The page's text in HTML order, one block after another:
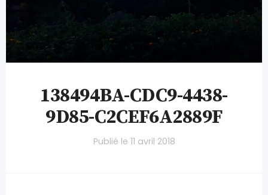
138494BA-CDC9-4438-
9D85-C2CEF6A2889F
Publié le 11 avril 2018